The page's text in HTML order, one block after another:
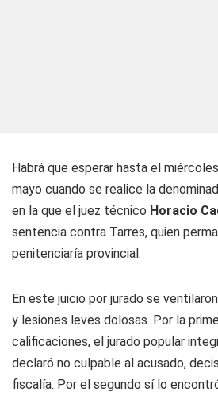
Habrá que esperar hasta el
mayo cuando se realice la
en la que el juez técnico Horacio
sentencia contra Tarres, quien
penitenciaría provincial.
En este juicio por jurado se
y lesiones leves dolosas. Por la
calificaciones, el jurado popular
declaró no culpable al acusado,
fiscalía. Por el segundo sí lo